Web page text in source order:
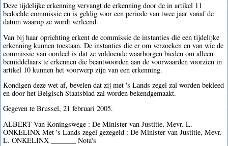
Deze tijdelijke erkenning vervangt de erkenning door de in artikel 11
bedoelde commissie en is geldig voor een periode van twee jaar vanaf de
datum waarop ze wordt verleend.
Van bij haar oprichting erkent de commissie de instanties die een tijdelijke
erkenning kunnen toestaan. De instanties die er om verzoeken en van wie de
commissie van oordeel is dat ze voldoende waarborgen bieden om alleen
bemiddelaars te erkennen die beantwoorden aan de voorwaarden voorzien in
artikel 10 kunnen het voorwerp zijn van een erkenning.
Kondigen deze wet af, bevelen dat zij met 's Lands zegel zal worden bekleed
en door het Belgisch Staatsblad zal worden bekendgemaakt.
Gegeven te Brussel, 21 februari 2005.
ALBERT Van Koningswege : De Minister van Justitie, Mevr. L.
ONKELINX Met 's Lands zegel gezegeld : De Minister van Justitie, Mevr.
L. ONKELINX _______ Nota's